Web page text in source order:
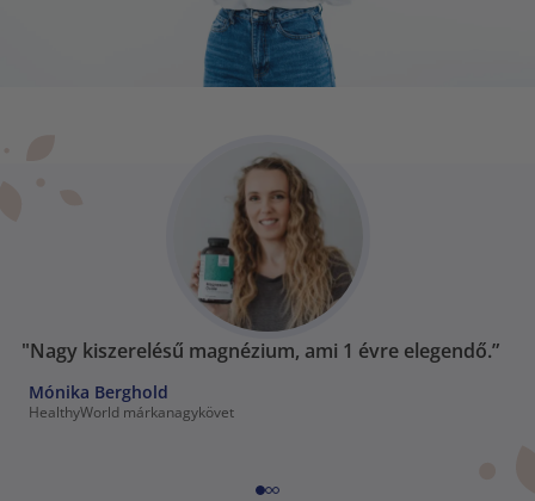
"Nagy kiszerelésű magnézium, ami 1 évre elegendő.”
Mónika Berghold
HealthyWorld márkanagykövet